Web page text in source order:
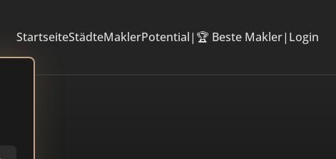
StartseiteStädteMaklerPotential| 🏆 Beste Makler| Login